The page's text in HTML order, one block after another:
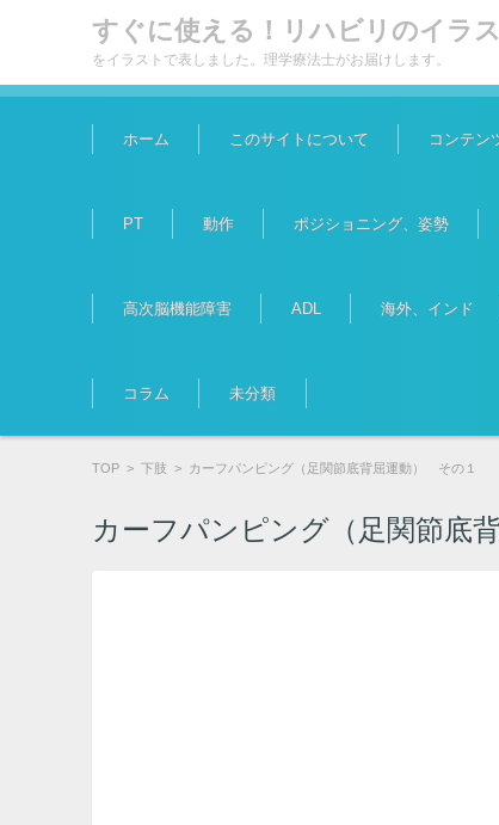
すぐに使える！リハビリのイラ
をイラストで表しました。理学療法士がお届けします。
コンテンツに移動
ホーム このサイトについて コンテン
PT 動作 ポジショニング、姿勢
高次脳機能障害 ADL 海外、インド
コラム 未分類
TOP > 下肢 > カーフパンピング（足関節底背屈運動） その１
カーフパンピング（足関節底